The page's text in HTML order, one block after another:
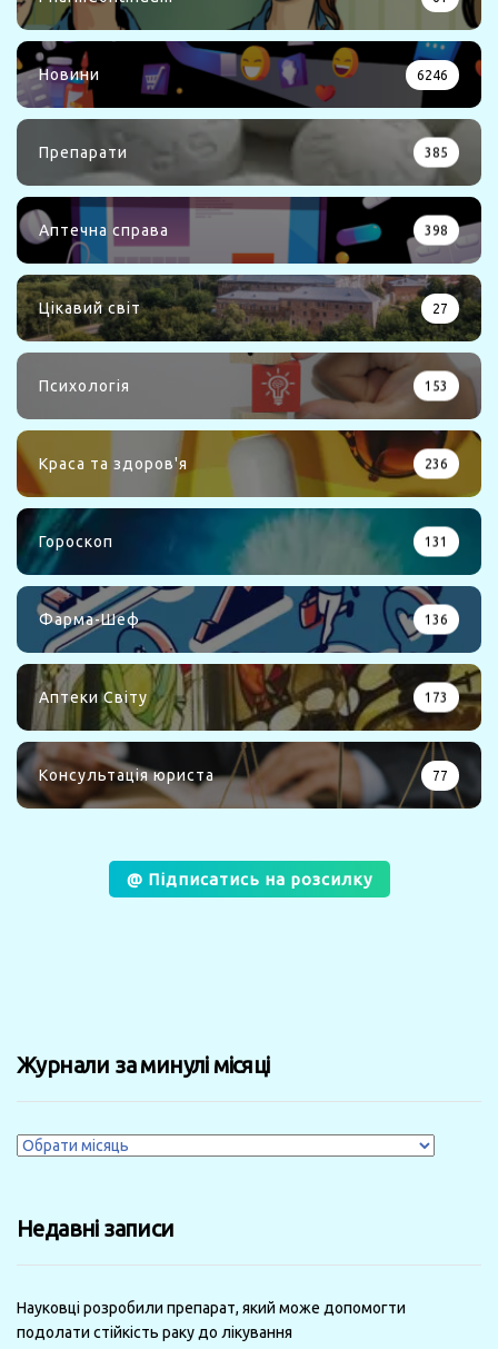
Новини 6246
Препарати 385
Аптечна справа 398
Цікавий світ 27
Психологія 153
Краса та здоров'я 236
Гороскоп 131
Фарма-Шеф 136
Аптеки Світу 173
Консультація юриста 77
@ Підписатись на розсилку
Журнали за минулі місяці
Журнали
місяці
Недавні записи
Науковці розробили препарат, який може допомогти
подолати стійкість раку до лікування